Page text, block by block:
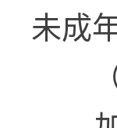
未成